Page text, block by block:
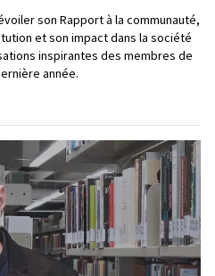
son Rapport à la communauté,
et son impact dans la société
inspirantes des membres de
année.